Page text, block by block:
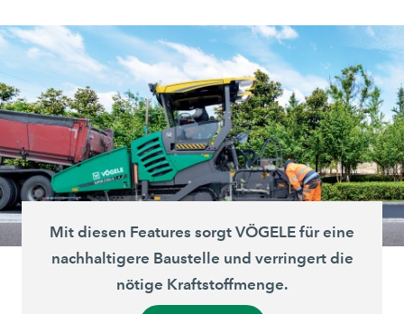
Mit diesen Features sorgt VÖGELE für eine
nachhaltigere Baustelle und verringert die
nötige Kraftstoffmenge.